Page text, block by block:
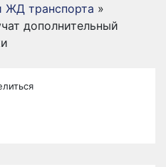
ЖД транспорта »
дополнительный